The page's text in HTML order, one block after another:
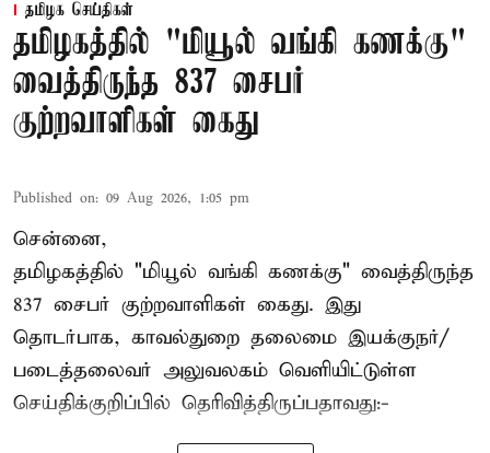
தமிழக செய்திகள்
தமிழகத்தில் "மியூல் வங்கி கணக்கு"
வைத்திருந்த 837 சைபர்
குற்றவாளிகள் கைது
Published on: 09 Aug 2026, 1:05 pm
சென்னை,
தமிழகத்தில் "மியூல் வங்கி கணக்கு" வைத்திருந்த
837 சைபர் குற்றவாளிகள் கைது. இது
தொடர்பாக, காவல்துறை தலைமை இயக்குநர்/
படைத்தலைவர் அலுவலகம் வெளியிட்டுள்ள
செய்திக்குறிப்பில் தெரிவித்திருப்பதாவது:-